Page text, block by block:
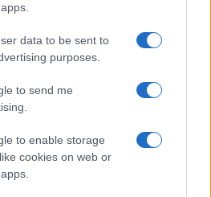
data to be sent to
purposes.
to send me
to enable storage
cookies on web or